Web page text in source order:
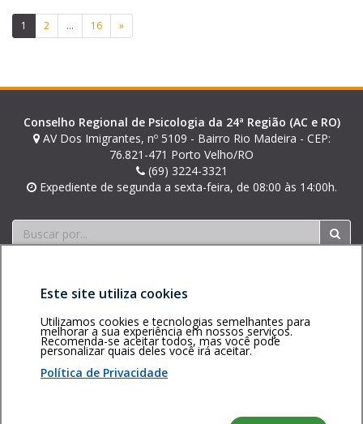
l
i
m
l
A
v
d
o
S
l
v
a
Paginação
posts
1 2 … 16 »
Conselho Regional de Psicologia da 24ª Região (AC e RO)
AV Dos Imigrantes, nº 5109 - Bairro Rio Madeira - CEP:
76.821-471 Porto Velho/RO
(69) 3224-3321
Expediente de segunda a sexta-feira, de 08:00 às 14:00h.
Buscar
Área restritaPolítica de
privacidade
Personalização
de cookies
Voltar ao topo
Sistema desenvolvido pela Gerência de Tecnologia da
Este site utiliza cookies
Utilizamos cookies e tecnologias semelhantes para
melhorar a sua experiência em nossos serviços.
Recomenda-se aceitar todos, mas você pode
personalizar quais deles você irá aceitar.
Política de Privacidade